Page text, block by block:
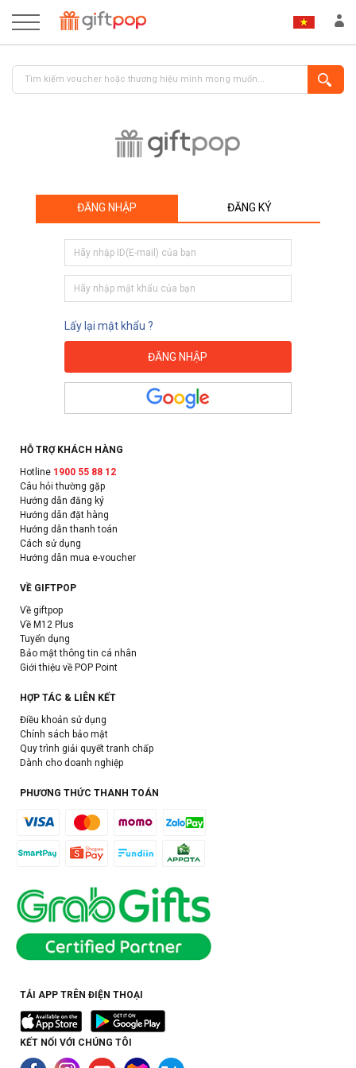
ĐĂNG NHẬP ĐĂNG KÝ
Lấy lại mật khẩu ?
HỖ TRỢ KHÁCH HÀNG
Hotline 1900 55 88 12
Câu hỏi thường gặp
Hướng dẫn đăng ký
Hướng dẫn đặt hàng
Hướng dẫn thanh toán
Cách sử dụng
Hướng dẫn mua e-voucher
VỀ GIFTPOP
Về giftpop
Về M12 Plus
Tuyển dụng
Bảo mật thông tin cá nhân
Giới thiệu về POP Point
HỢP TÁC & LIÊN KẾT
Điều khoản sử dụng
Chính sách bảo mật
Quy trình giải quyết tranh chấp
Dành cho doanh nghiệp
PHƯƠNG THỨC THANH TOÁN
TẢI APP TRÊN ĐIỆN THOẠI
KẾT NỐI VỚI CHÚNG TÔI